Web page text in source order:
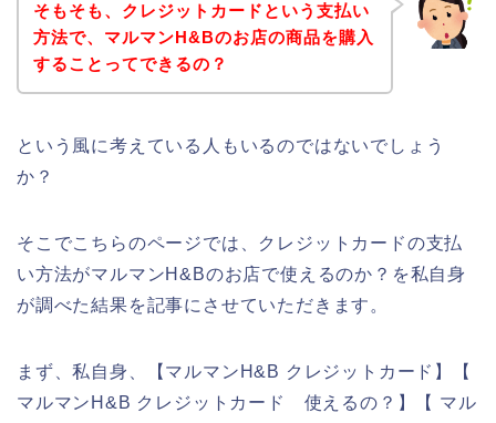
そもそも、クレジットカードという支払い
方法で、マルマンH&Bのお店の商品を購入
することってできるの？
という風に考えている人もいるのではないでしょう
か？
そこでこちらのページでは、クレジットカードの支払
い方法がマルマンH&Bのお店で使えるのか？を私自身
が調べた結果を記事にさせていただきます。
まず、私自身、【マルマンH&B クレジットカード】【
マルマンH&B クレジットカード 使えるの？】【 マル